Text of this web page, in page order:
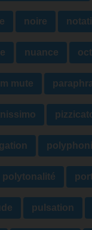
noire
nuance
mute
polytonalité
pulsation